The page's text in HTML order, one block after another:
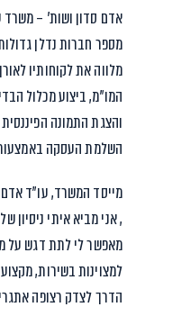
אדם סדון ושות’ – משרד
מספר חברות נדלן
מלווה את לקוחותיו
המו”מ, ביצוע מכלול
והצגת התמונה
השלמת העסקה
מייסד המשרד, עו”ד אדם
, אני מביא איתי
מאפשר לי לתת דגש על
למצוינות בשירות,
הדרך לצדק רצופה